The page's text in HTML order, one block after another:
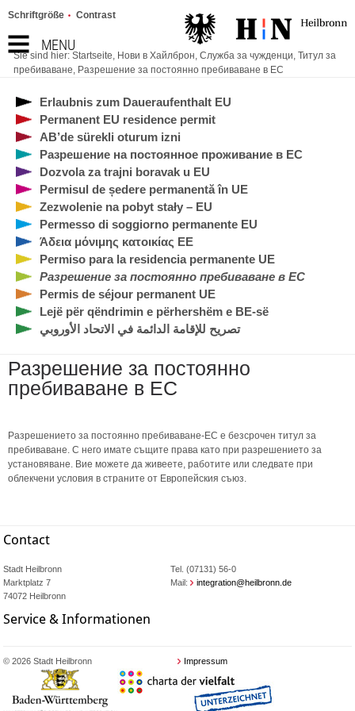
MENU
Schriftgröße Contrast
Sie sind hier: Startseite, Нови в Хайлброн, Служба за чужденци, Титул за
пребиваване, Разрешение за постоянно пребиваване в ЕС
Erlaubnis zum Daueraufenthalt EU
Permanent EU residence permit
AB’de sürekli oturum izni
Разрешение на постоянное проживание в ЕС
Dozvola za trajni boravak u EU
Permisul de ședere permanentă în UE
Zezwolenie na pobyt stały – EU
Permesso di soggiorno permanente EU
Άδεια μόνιμης κατοικίας ΕΕ
Permiso para la residencia permanente UE
Разрешение за постоянно пребиваване в ЕС
Permis de séjour permanent UE
Lejë për qëndrimin e përhershëm e BE-së
تصريح للإقامة الدائمة في الاتحاد الأوروبي
Разрешение за постоянно
пребиваване в ЕС
Разрешението за постоянно пребиваване-ЕС е безсрочен титул за
пребиваване. С него имате същите права като при разрешението за
установяване. Вие можете да живеете, работите или следвате при
облекчени условия в страните от Европейския съюз.
Contact
Stadt Heilbronn
Marktplatz 7
74072 Heilbronn
Tel. (07131) 56-0
Mail:
integration@heilbronn.de
Service & Informationen
© 2026 Stadt Heilbronn Impressum